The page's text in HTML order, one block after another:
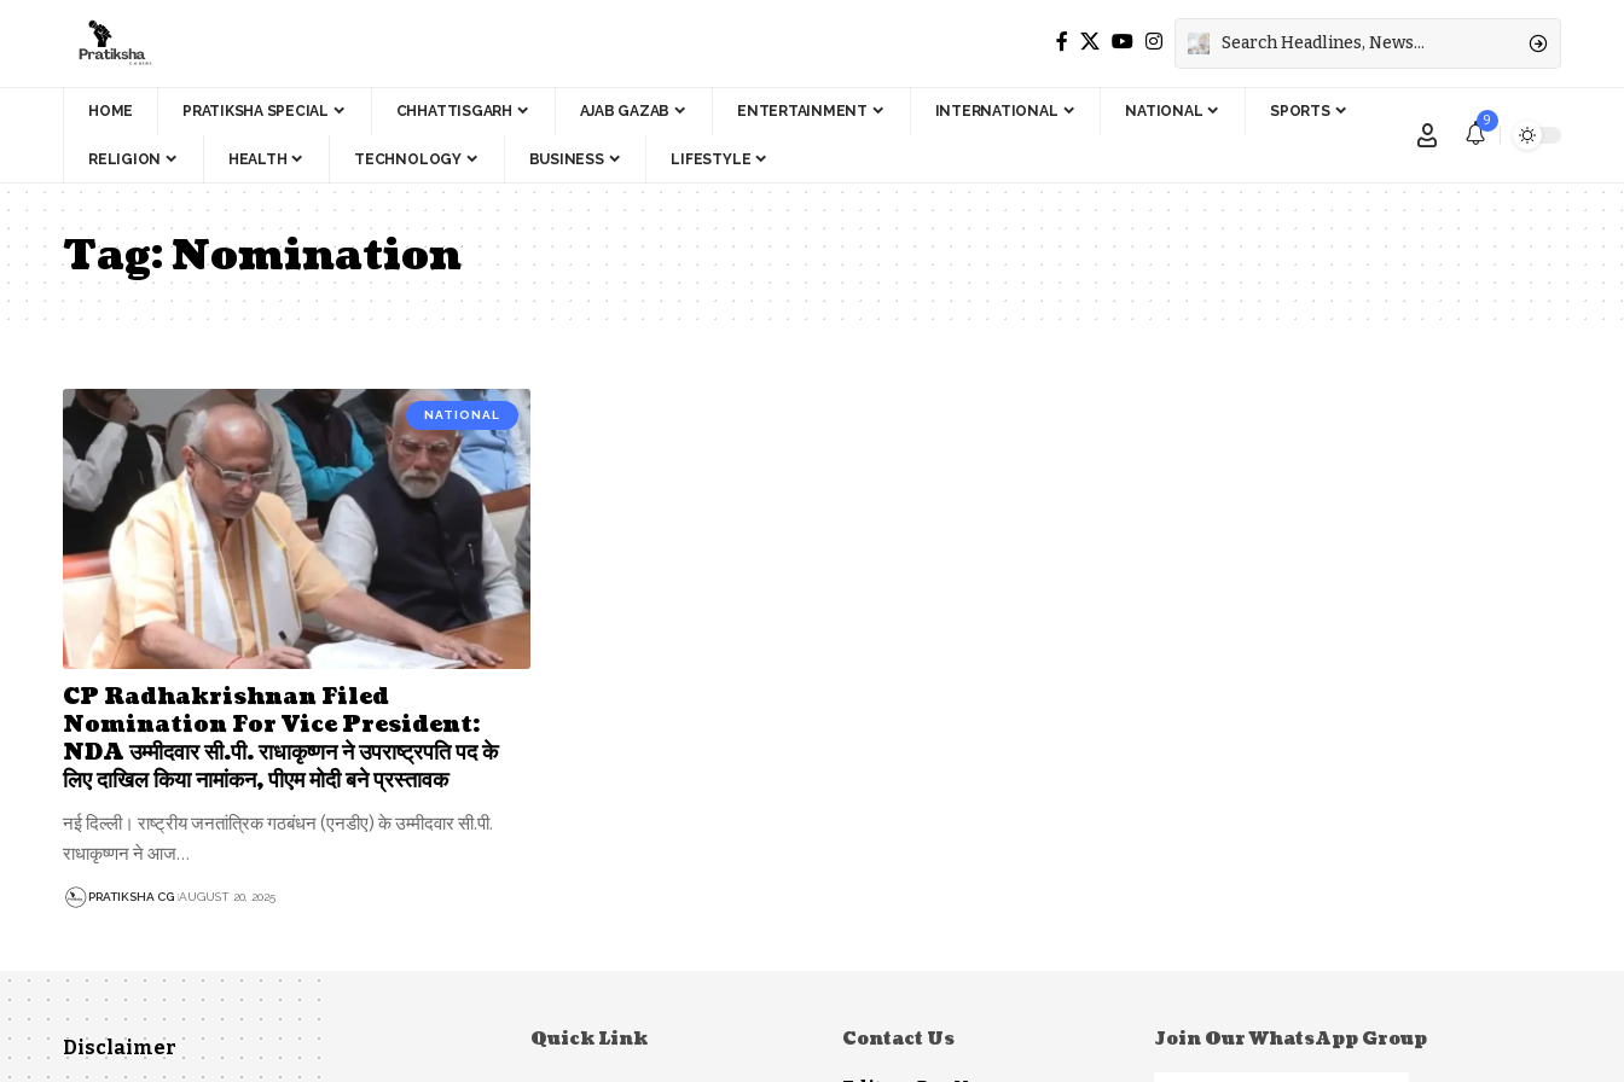
HOME PRATIKSHA SPECIAL CHHATTISGARH AJAB GAZAB ENTERTAINMENT INTERNATIONAL NATIONAL SPORTS
RELIGION HEALTH TECHNOLOGY BUSINESS LIFESTYLE
9
Tag:Nomination
NATIONAL
CP Radhakrishnan Filed
Nomination For Vice President:
NDA उम्मीदवार सी.पी. राधाकृष्णन ने उपराष्ट्रपति पद के
लिए दाखिल किया नामांकन, पीएम मोदी बने प्रस्तावक
नई दिल्ली। राष्ट्रीय जनतांत्रिक गठबंधन (एनडीए) के उम्मीदवार सी.पी.
राधाकृष्णन ने आज…
PRATIKSHA CG AUGUST 20, 2025
Disclaimer Quick Link Contact Us Join Our WhatsApp Group